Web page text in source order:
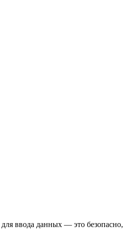
ввода данных — это безопасно,